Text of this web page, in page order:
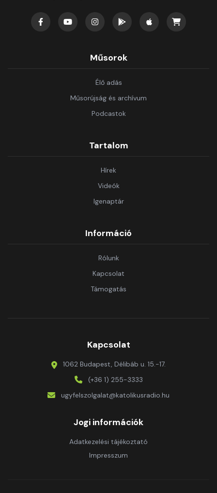
Műsorok
Élő adás
Műsorújság és archívum
Podcastok
Tartalom
Hírek
Videók
Igenaptár
Információ
Rólunk
Kapcsolat
Támogatás
Kapcsolat
1062 Budapest, Délibáb u. 15.-17.
(+36 1) 255-3333
ugyfelszolgalat@katolikusradio.hu
Jogi információk
Adatkezelési tájékoztató
Impresszum